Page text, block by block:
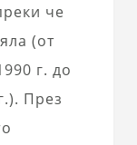
че
(от
г. до
През